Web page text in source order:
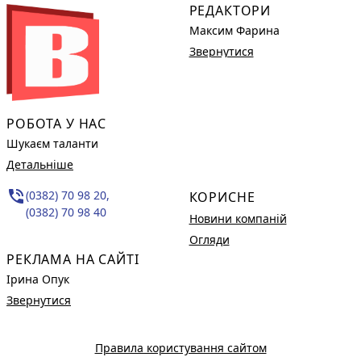
РОБОТА У НАС
Шукаєм таланти
Детальніше
phone_in_talk(0382) 70 98 20,
(0382) 70 98 40
РЕКЛАМА НА САЙТІ
Ірина Опук
Звернутися
РЕДАКТОРИ
Максим Фарина
Звернутися
КОРИСНЕ
Новини компаній
Огляди
Правила користування сайтом